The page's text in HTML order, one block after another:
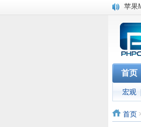
苹果
苹果
小
iOS
高通
巴黎
奔驰
首页
宏观
首页